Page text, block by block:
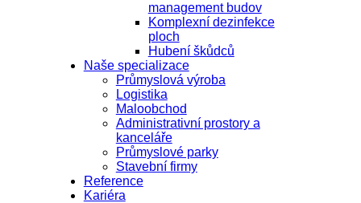
management budov
Komplexní dezinfekce
ploch
Hubení škůdců
Naše specializace
Průmyslová výroba
Logistika
Maloobchod
Administrativní prostory a
kanceláře
Průmyslové parky
Stavební firmy
Reference
Kariéra